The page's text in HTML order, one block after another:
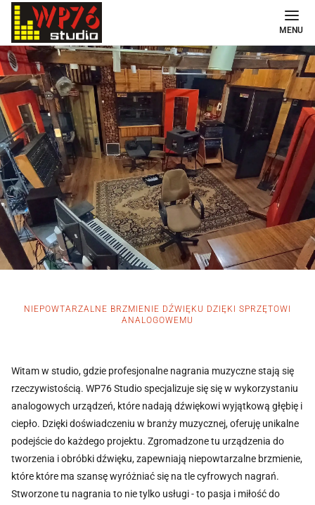
MENU
NIEPOWTARZALNE BRZMIENIE DŹWIĘKU DZIĘKI SPRZĘTOWI
ANALOGOWEMU
Witam w studio, gdzie profesjonalne nagrania muzyczne stają się
rzeczywistością. WP76 Studio specjalizuje się się w wykorzystaniu
analogowych urządzeń, które nadają dźwiękowi wyjątkową głębię i
ciepło. Dzięki doświadczeniu w branży muzycznej, oferuję unikalne
podejście do każdego projektu. Zgromadzone tu urządzenia do
tworzenia i obróbki dźwięku, zapewniają niepowtarzalne brzmienie,
które które ma szansę wyróżniać się na tle cyfrowych nagrań.
Stworzone tu nagrania to nie tylko usługi - to pasja i miłość do